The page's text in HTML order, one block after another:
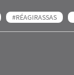
#RÉAGIRASSAS